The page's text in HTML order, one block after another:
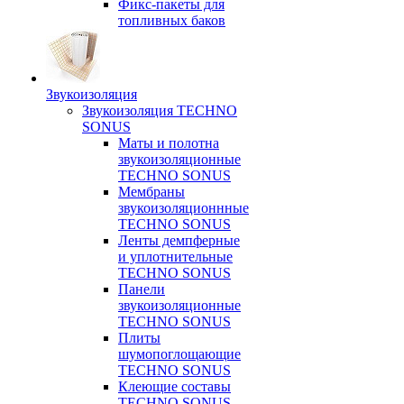
Фикс-пакеты для
топливных баков
Звукоизоляция
Звукоизоляция TECHNO
SONUS
Маты и полотна
звукоизоляционные
TECHNO SONUS
Мембраны
звукоизоляционнные
TECHNO SONUS
Ленты демпферные
и уплотнительные
TECHNO SONUS
Панели
звукоизоляционные
TECHNO SONUS
Плиты
шумопоглощающие
TECHNO SONUS
Клеющие составы